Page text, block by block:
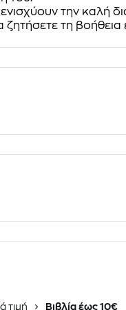
την καλή
τη βοήθεια
τιμή Βιβλία έως 10€